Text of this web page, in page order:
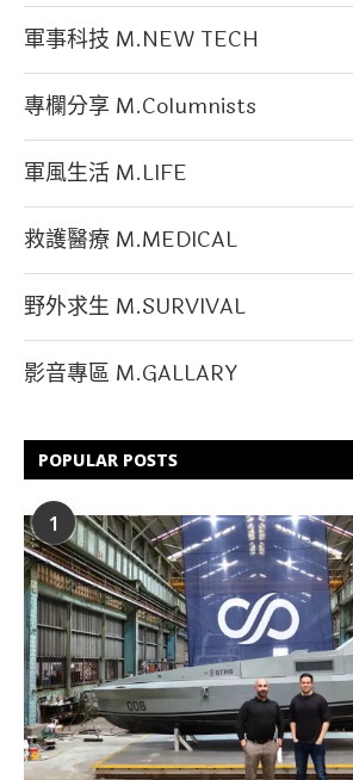
軍事科技 M.NEW TECH
專欄分享 M.Columnists
軍風生活 M.LIFE
救護醫療 M.MEDICAL
野外求生 M.SURVIVAL
影音專區 M.GALLARY
POPULAR POSTS
1